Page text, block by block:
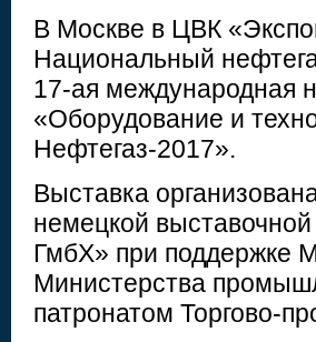
В Москве в ЦВК
Национальный
17-ая международная
«Оборудование и
Нефтегаз-2017».
Выставка
немецкой
ГмбХ» при поддержке
Министерства
патронатом Торгово-